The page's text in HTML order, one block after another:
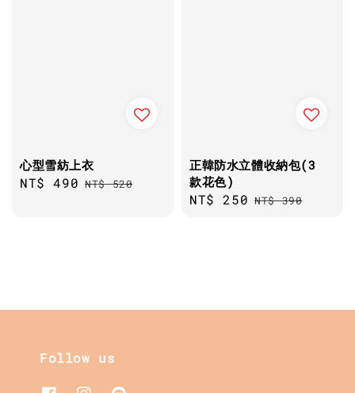
心型雪紡上衣
Sale
NT$ 490 Regular
NT$ 520
正韓防水立體收納包(3
款花色)
Sale
NT$ 250 Regular
NT$ 390
Follow us